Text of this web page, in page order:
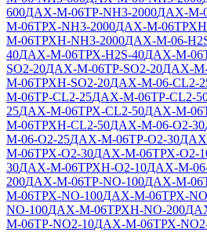
600ДАХ-М-06ТР-NH3-2000ДАХ-М-
М-06ТРХ-NH3-2000ДАХ-М-
М-06ТРХН-NH3-2000ДАХ-М-06-
40ДАХ-М-06ТРХ-H2S-40ДАХ-М-
SO2-20ДАХ-М-06ТР-SO2-20ДАХ-М-
М-06ТРХН-SO2-20ДАХ-М-06-CL2-
М-06ТР-CL2-25ДАХ-М-06ТР-CL2-
25ДАХ-М-06ТРХ-CL2-50ДАХ-М-
М-06ТРХН-CL2-50ДАХ-М-06-O2-30
М-06-O2-25ДАХ-М-06ТР-O2-30
М-06ТРХ-O2-30ДАХ-М-06ТРХ-O2-
30ДАХ-М-06ТРХН-O2-10ДАХ-М-
200ДАХ-М-06ТР-NO-100ДАХ-М-
М-06ТРХ-NO-100ДАХ-М-06ТРХ-
NO-100ДАХ-М-06ТРХН-NO-200
М-06ТР-NO2-10ДАХ-М-06ТРХ-